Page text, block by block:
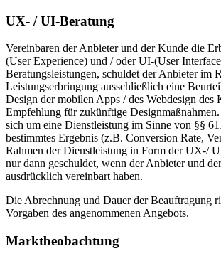
UX- / UI-Beratung
Vereinbaren der Anbieter und der Kunde die
(User Experience) und / oder UI-(User
Beratungsleistungen, schuldet der Anbieter im
Leistungserbringung ausschließlich eine
Design der mobilen Apps / des Webdesign des
Empfehlung für zukünftige
sich um eine Dienstleistung im Sinne von §§
bestimmtes Ergebnis (z.B. Conversion Rate,
Rahmen der Dienstleistung in Form der UX-/
nur dann geschuldet, wenn der Anbieter und
ausdrücklich vereinbart haben.
Die Abrechnung und Dauer der Beauftragung
Vorgaben des angenommenen Angebots.
Marktbeobachtung